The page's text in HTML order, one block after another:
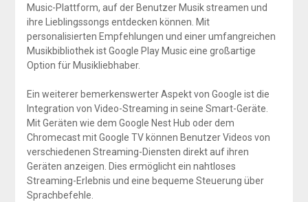
Music-Plattform, auf der Benutzer Musik streamen und
ihre Lieblingssongs entdecken können. Mit
personalisierten Empfehlungen und einer umfangreichen
Musikbibliothek ist Google Play Music eine großartige
Option für Musikliebhaber.
Ein weiterer bemerkenswerter Aspekt von Google ist die
Integration von Video-Streaming in seine Smart-Geräte.
Mit Geräten wie dem Google Nest Hub oder dem
Chromecast mit Google TV können Benutzer Videos von
verschiedenen Streaming-Diensten direkt auf ihren
Geräten anzeigen. Dies ermöglicht ein nahtloses
Streaming-Erlebnis und eine bequeme Steuerung über
Sprachbefehle.